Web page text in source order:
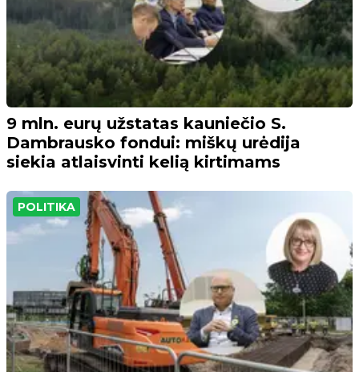
9 mln. eurų užstatas kauniečio S.
Dambrausko fondui: miškų urėdija
siekia atlaisvinti kelią kirtimams
POLITIKA